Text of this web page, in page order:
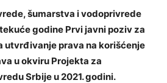
šumarstva i vodoprivrede
godine Prvi javni poziv za
utvrđivanje prava na korišćenje
u okviru Projekta za
Srbije u 2021. godini.